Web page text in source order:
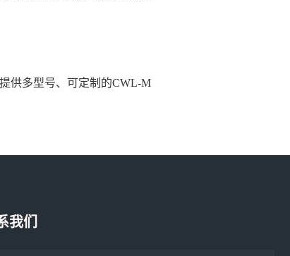
供多型号、可定制的CWL-M
我们